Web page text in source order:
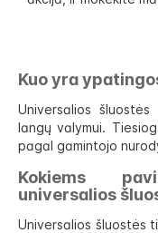
Kuo yra
Universalios
langų valymui.
pagal gamintojo
Kokiems
universalios
Universalios šluostės